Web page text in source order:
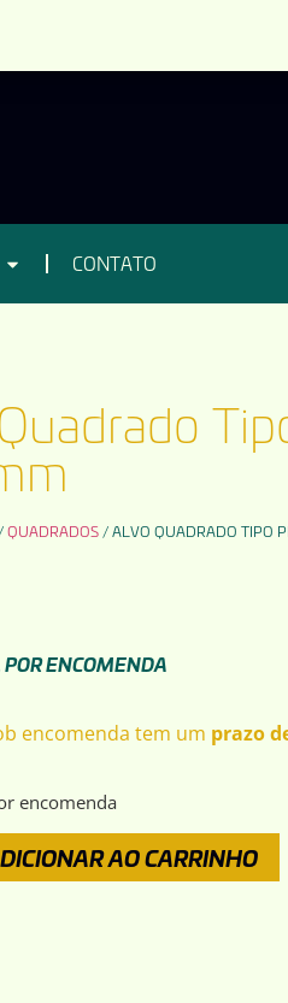
CONTATO
/QUADRADOS / ALVO QUADRADO TIPO
ENCOMENDA
encomenda tem um prazo
encomenda
AO CARRINHO